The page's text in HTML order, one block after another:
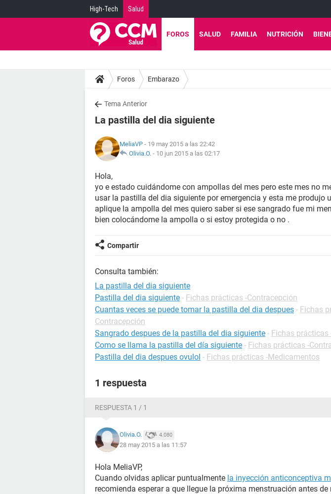
High-Tech Salud
FOROS SALUD FAMILIA NUTRICIÓN
Foros Embarazo
Tema Anterior
La pastilla del dia siguiente
MeliaVP - 19 may 2015 a las 22:42
Olivia.O. - 10 jun 2015 a las 02:17
Hola,
yo e estado cuidándome con ampollas del mes pero este mes no
usar la pastilla del dia siguiente por emergencia y esta me produjo
aplique la ampolla del mes quiero saber si ese sangrado fue mi
bien colocándome la ampolla o si estoy protegida o no .
Compartir
Consulta también:
La pastilla del dia siguiente
Pastilla del dia siguiente - Fichas prácticas -Contracepción
Cuantas veces se puede tomar la pastilla del dia despues - Fichas
Contracepción
Sangrado despues de la pastilla del dia siguiente - Fichas prácticas
Como se llama la pastilla del día siguiente - Fichas prácticas -
Pastilla del dia despues ovulol - Fichas prácticas -Medicamentos
1 respuesta
RESPUESTA 1 / 1
Olivia.O. 4.080
28 may 2015 a las 11:57
Hola MeliaVP,
Cuando olvidas aplicar puntualmente la inyección anticonceptiva
recomienda esperar a que llegue la próxima menstruación antes de